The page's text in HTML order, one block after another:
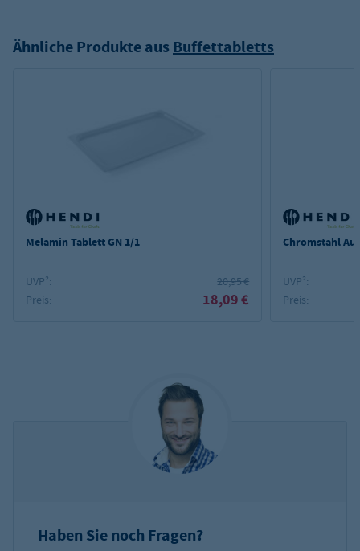
Ähnliche Produkte aus Buffettabletts
Melamin Tablett GN 1/1
UVP²:
20,95 €
Preis:
18,09 €
Chromstahl
UVP²:
Preis:
Haben Sie noch Fragen?